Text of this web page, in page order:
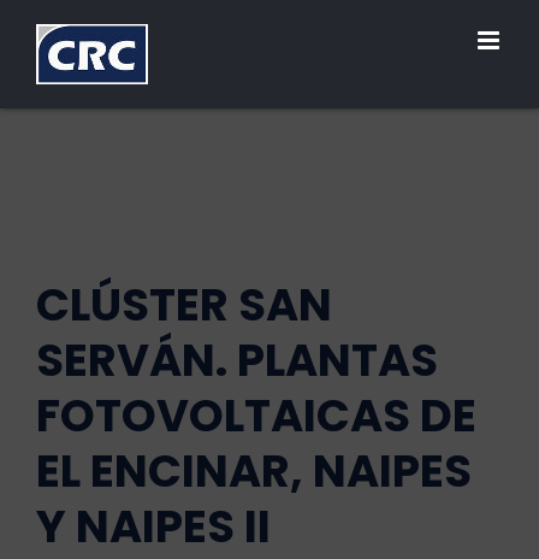
contenido
CLÚSTER SAN
SERVÁN. PLANTAS
FOTOVOLTAICAS DE
EL ENCINAR, NAIPES
Y NAIPES II